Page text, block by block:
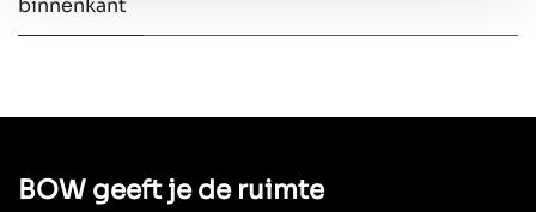
binnenkant
BOW geeft je de ruimte